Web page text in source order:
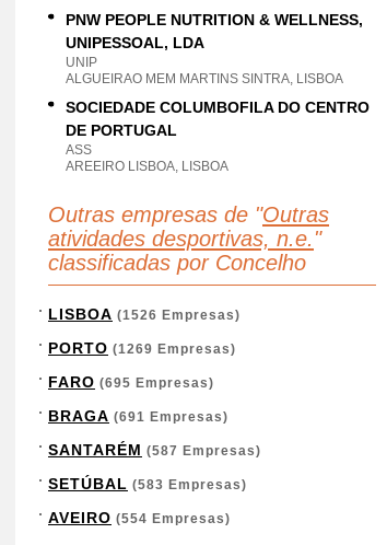
PNW PEOPLE NUTRITION & WELLNESS,
UNIPESSOAL, LDA
UNIP
ALGUEIRAO MEM MARTINS SINTRA, LISBOA
SOCIEDADE COLUMBOFILA DO CENTRO
DE PORTUGAL
ASS
AREEIRO LISBOA, LISBOA
Outras empresas de "Outras
atividades desportivas, n.e. "
classificadas por Concelho
LISBOA (1526 Empresas)
PORTO (1269 Empresas)
FARO (695 Empresas)
BRAGA (691 Empresas)
SANTARÉM (587 Empresas)
SETÚBAL (583 Empresas)
AVEIRO (554 Empresas)